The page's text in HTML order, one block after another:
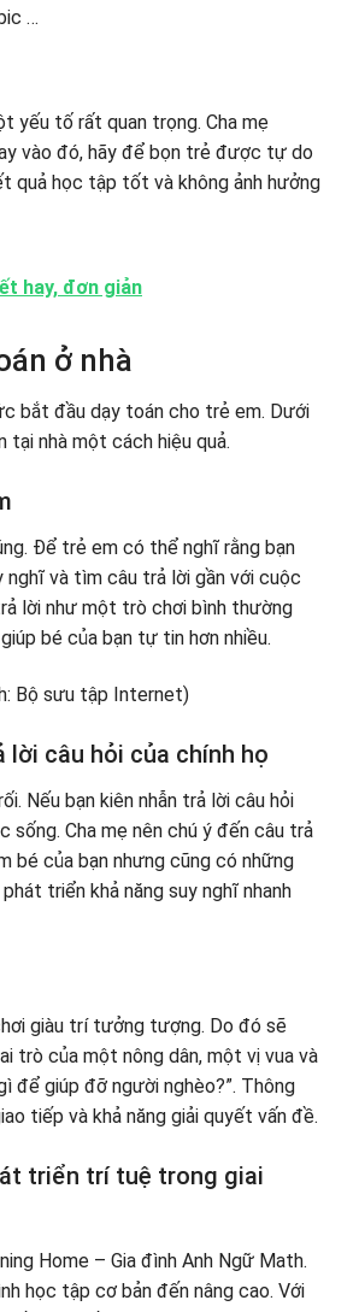
…
yếu tố rất quan trọng. Cha mẹ
vào đó, hãy để bọn trẻ được tự do
quả học tập tốt và không ảnh hưởng
hay, đơn giản
ở nhà
bắt đầu dạy toán cho trẻ em. Dưới
nhà một cách hiệu quả.
Để trẻ em có thể nghĩ rằng bạn
nghĩ và tìm câu trả lời gần với cuộc
lời như một trò chơi bình thường
bé của bạn tự tin hơn nhiều.
câu hỏi của chính họ
Nếu bạn kiên nhẫn trả lời câu hỏi
Cha mẹ nên chú ý đến câu trả
bé của bạn nhưng cũng có những
triển khả năng suy nghĩ nhanh
giàu trí tưởng tượng. Do đó sẽ
trò của một nông dân, một vị vua và
để giúp đỡ người nghèo?”. Thông
tiếp và khả năng giải quyết vấn đề.
triển trí tuệ trong giai
Home – Gia đình Anh Ngữ Math.
học tập cơ bản đến nâng cao. Với